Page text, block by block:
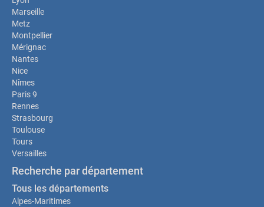
Marseille
Metz
Montpellier
Mérignac
Nantes
Nice
Nîmes
Paris 9
Rennes
Strasbourg
Toulouse
Tours
Versailles
Recherche par département
Tous les départements
Alpes-Maritimes